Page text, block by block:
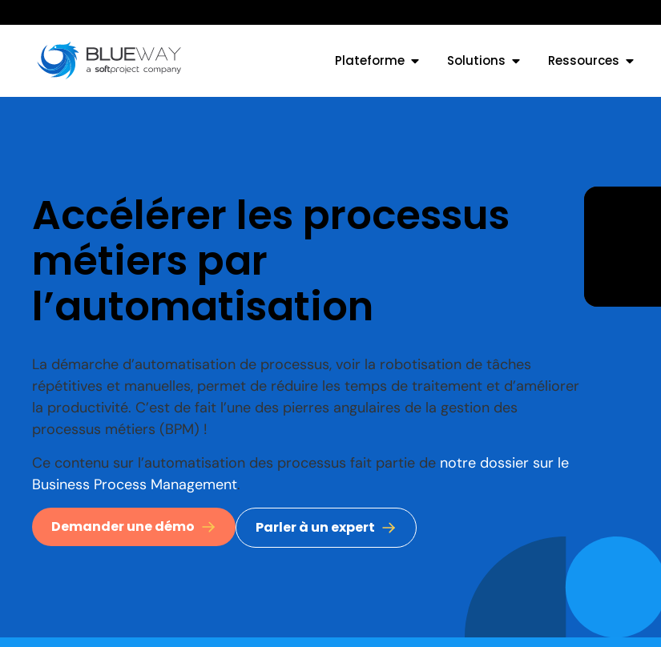
Plateforme Solutions Ressources
Accélérer les processus
métiers par
l’automatisation
La démarche d’automatisation de processus, voir la robotisation de tâches
répétitives et manuelles, permet de réduire les temps de traitement et d’améliorer
la productivité. C’est de fait l’une des pierres angulaires de la gestion des
processus métiers (BPM) !
Ce contenu sur l’automatisation des processus fait partie de notre dossier sur le
Business Process Management.
Demander une démo Parler à un expert